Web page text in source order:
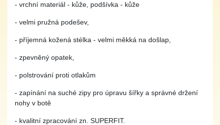
- vrchní materiál - kůže, podšívka - kůže
- velmi pružná podešev,
- příjemná kožená stélka - velmi měkká na došlap,
- zpevněný opatek,
- polstrování proti otlakům
- zapínání na suché zipy pro úpravu šířky a správné držení
nohy v botě
- kvalitní zpracování zn. SUPERFIT.